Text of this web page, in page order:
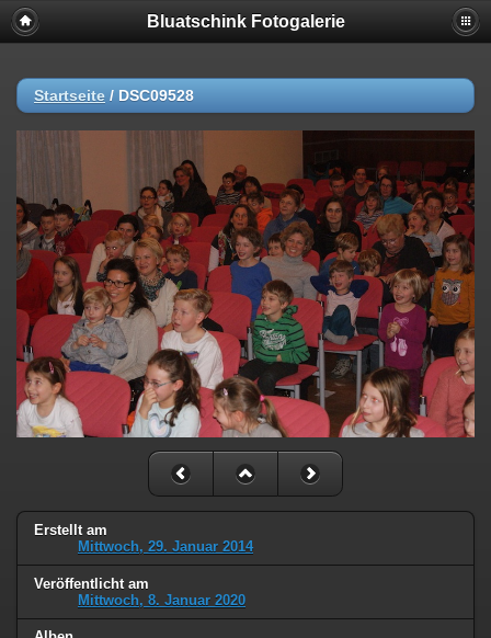
Bluatschink Fotogalerie
Startseite / DSC09528
Erstellt am
Mittwoch, 29. Januar 2014
Veröffentlicht am
Mittwoch, 8. Januar 2020